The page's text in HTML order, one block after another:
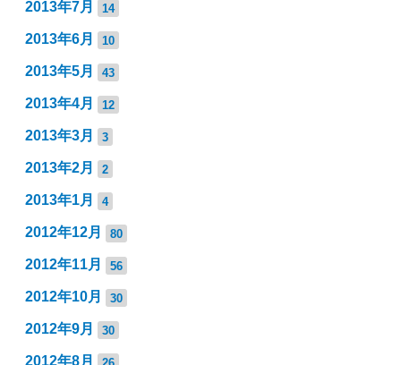
2013年7月 14
2013年6月 10
2013年5月 43
2013年4月 12
2013年3月 3
2013年2月 2
2013年1月 4
2012年12月 80
2012年11月 56
2012年10月 30
2012年9月 30
2012年8月 26